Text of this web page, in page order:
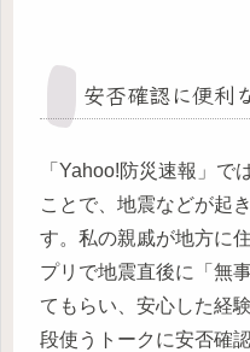
安否確認に便利
「Yahoo!防災速報」で
ことで、地震などが起
す。私の親戚が地方に
プリで地震直後に「無
てもらい、安心した経
段使うトークに安否確